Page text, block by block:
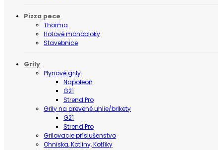
Pizza pece
Thorma
Hotové monobloky
Stavebnice
Grily
Plynové grily
Napoleon
G21
Strend Pro
Grily na drevené uhlie/brikety
G21
Strend Pro
Grilovacie príslušenstvo
Ohniska, Kotliny, Kotlíky